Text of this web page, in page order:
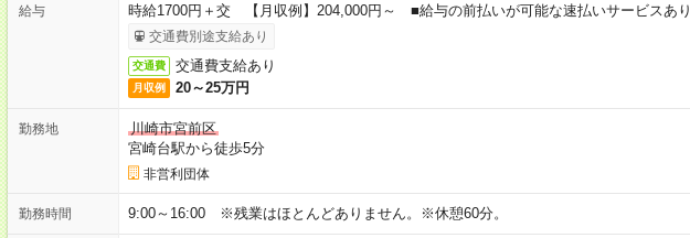
給与 時給1700円＋交 【月収例】204,000円～ ■給与の前払いが可能な速払いサービスあり
交通費別途支給あり
交通費 交通費支給あり
月収例 20～25万円
勤務地
川崎市宮前区
宮崎台駅から徒歩5分
非営利団体
勤務時間 9:00～16:00 ※残業はほとんどありません。※休憩60分。